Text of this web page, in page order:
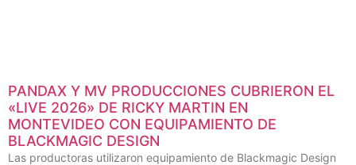
PANDAX Y MV PRODUCCIONES CUBRIERON EL
«LIVE 2026» DE RICKY MARTIN EN
MONTEVIDEO CON EQUIPAMIENTO DE
BLACKMAGIC DESIGN
Las productoras utilizaron equipamiento de Blackmagic Design